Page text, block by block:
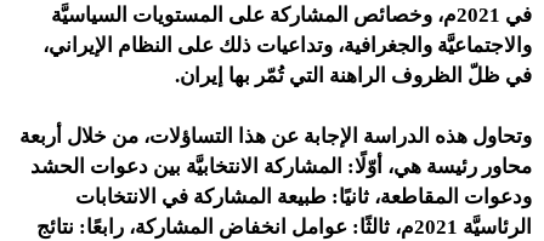
في 2021م، وخصائص المشاركة على المستويات السياسيَّة
والاجتماعيَّة والجغرافية، وتداعيات ذلك على النظام الإيراني،
في ظلّ الظروف الراهنة التي تُمّر بها إيران.
وتحاول هذه الدراسة الإجابة عن هذا التساؤلات، من خلال أربعة
محاور رئيسة هي، أوّلًا: المشاركة الانتخابيَّة بين دعوات الحشد
ودعوات المقاطعة، ثانيًا: طبيعة المشاركة في الانتخابات
الرئاسيَّة 2021م، ثالثًا: عوامل انخفاض المشاركة، رابعًا: نتائج